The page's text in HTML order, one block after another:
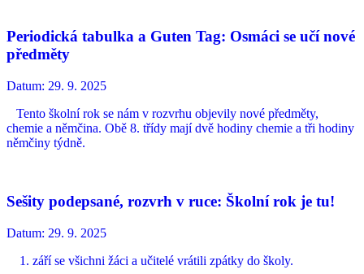
Periodická tabulka a Guten Tag: Osmáci se učí nové
předměty
Datum: 29. 9. 2025
Tento školní rok se nám v rozvrhu objevily nové předměty,
chemie a němčina. Obě 8. třídy mají dvě hodiny chemie a tři hodiny
němčiny týdně.
Sešity podepsané, rozvrh v ruce: Školní rok je tu!
Datum: 29. 9. 2025
1. září se všichni žáci a učitelé vrátili zpátky do školy.